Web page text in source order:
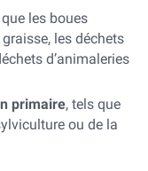
les boues
les déchets
d’animaleries
primaire, tels que
ou de la